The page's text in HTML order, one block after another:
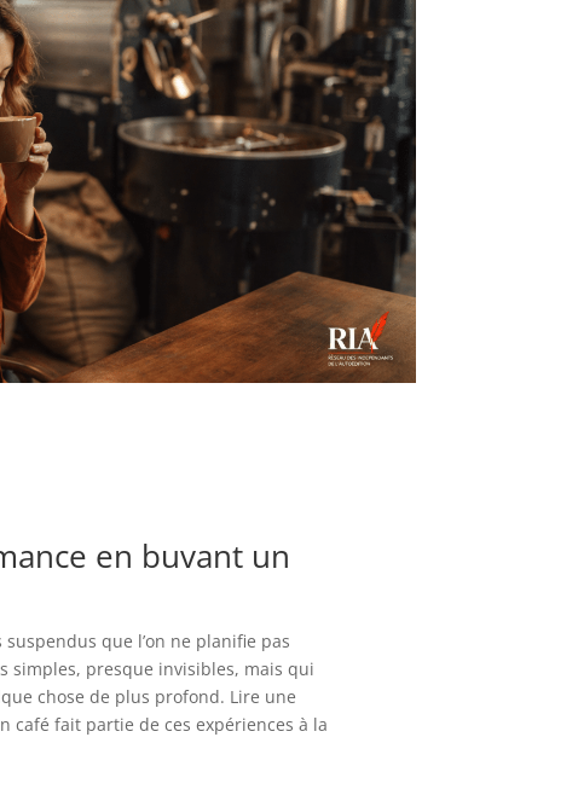
en buvant un
que l’on ne planifie pas
simples, presque invisibles, mais qui
chose de plus profond. Lire une
café fait partie de ces expériences à la